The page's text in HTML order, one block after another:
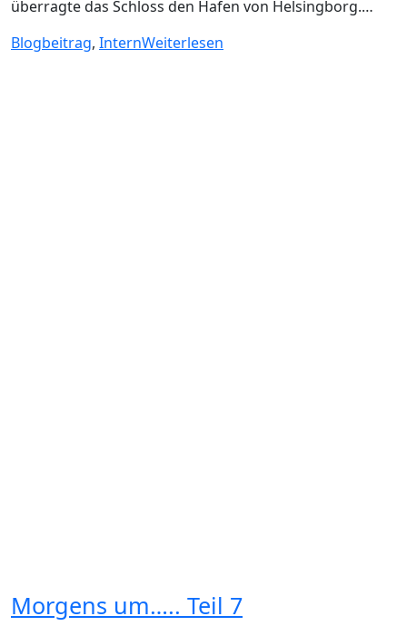
überragte das Schloss den Hafen von Helsingborg.…
Blogbeitrag, InternWeiterlesen
Morgens um….. Teil 7